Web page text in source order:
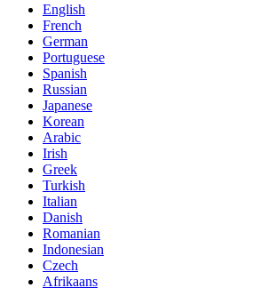
English
French
German
Portuguese
Spanish
Russian
Japanese
Korean
Arabic
Irish
Greek
Turkish
Italian
Danish
Romanian
Indonesian
Czech
Afrikaans